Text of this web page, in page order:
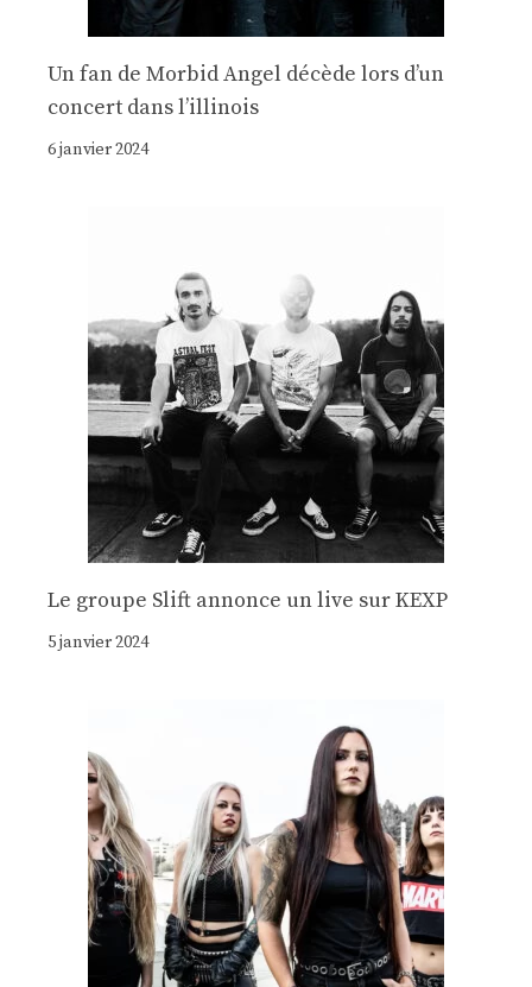
Un fan de Morbid Angel décède lors d’un
concert dans l’illinois
6 janvier 2024
Le groupe Slift annonce un live sur KEXP
5 janvier 2024